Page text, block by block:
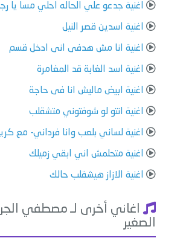
اغنية جدعو علي الحاله احلي مسا يا
اغنية اسدين قصر النيل
اغنية انا مش هدفى انى ادخل قسم
اغنية اسد الغابة قد المغامرة
اغنية ابيض ماليش انا فى حاجة
اغنية انتو لو شوفتوني متشقلب
اغنية لساني بلعب وانا فرداني- مع
اغنية متحلمش اني ابقي زميلك
اغنية الازاز هيشقلب حالك
اغاني أخرى لـ مصطفي
الصغير